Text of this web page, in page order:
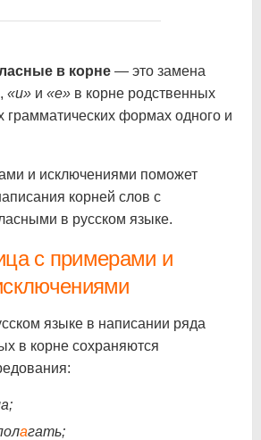
в корне — это замена
, «и» и «е» в корне родственных
грамматических формах одного и
и исключениями поможет
корней слов с
в русском языке.
с примерами и
языке в написании ряда
в корне сохраняются
агать;